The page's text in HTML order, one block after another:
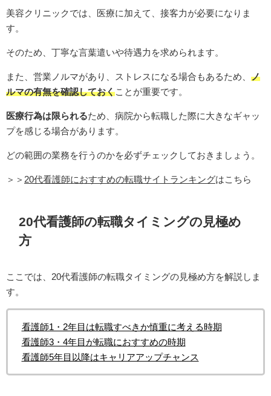
美容クリニックでは、医療に加えて、接客力が必要になりま
す。
そのため、丁寧な言葉遣いや待遇力を求められます。
また、営業ノルマがあり、ストレスになる場合もあるため、 ノ
ルマの有無を確認しておくことが重要です。
医療行為は限られるため、病院から転職した際に大きなギャッ
プを感じる場合があります。
どの範囲の業務を行うのかを必ずチェックしておきましょう。
＞＞ 20代看護師におすすめの転職サイトランキングはこちら
20代看護師の転職タイミングの見極め
方
ここでは、20代看護師の転職タイミングの見極め方を解説しま
す。
看護師1・2年目は転職すべきか慎重に考える時期
看護師3・4年目が転職におすすめの時期
看護師5年目以降はキャリアアップチャンス